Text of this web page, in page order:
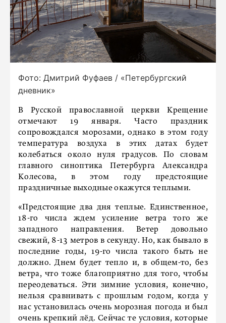
Фото: Дмитрий Фуфаев / «Петербургский
дневник»
В Русской православной церкви Крещение
отмечают 19 января. Часто праздник
сопровождался морозами, однако в этом году
температура воздуха в этих датах будет
колебаться около нуля градусов. По словам
главного синоптика Петербурга Александра
Колесова, в этом году предстоящие
праздничные выходные окажутся теплыми.
«Предстоящие два дня теплые. Единственное,
18-го числа ждем усиление ветра того же
западного направления. Ветер довольно
свежий, 8-13 метров в секунду. Но, как бывало в
последние годы, 19-го числа такого быть не
должно. Днем будет тепло и, в общем-то, без
ветра, что тоже благоприятно для того, чтобы
переодеваться. Эти зимние условия, конечно,
нельзя сравнивать с прошлым годом, когда у
нас установилась очень морозная погода и был
очень крепкий лёд. Сейчас те условия, которые